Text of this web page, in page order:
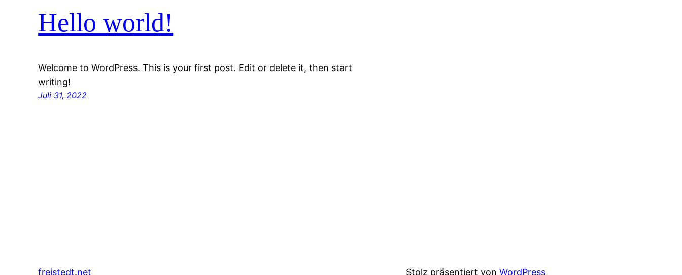
Hello world!
Welcome to WordPress. This is your first post. Edit or delete it, then start
writing!
Juli 31, 2022
freistedt.net Stolz präsentiert vonWordPress